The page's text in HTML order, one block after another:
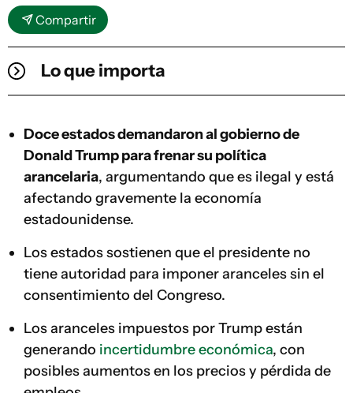
Compartir
Lo que importa
Doce estados demandaron al gobierno de
Donald Trump para frenar su política
arancelaria, argumentando que es ilegal y está
afectando gravemente la economía
estadounidense.
Los estados sostienen que el presidente no
tiene autoridad para imponer aranceles sin el
consentimiento del Congreso.
Los aranceles impuestos por Trump están
generando incertidumbre económica, con
posibles aumentos en los precios y pérdida de